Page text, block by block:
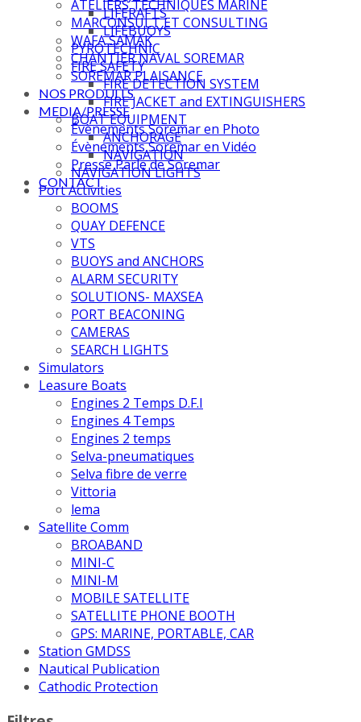
ATELIERS TECHNIQUES MARINE
MARCONSULT ET CONSULTING
WAFA SAMAK
CHANTIER NAVAL SOREMAR
SOREMAR PLAISANCE
NOS PRODUITS
MEDIA/PRESSE
Évènements Soremar en Photo
Évènements Soremar en Vidéo
Presse Parle de Soremar
CONTACT
LIFERAFTS
LIFEBUOYS
PYROTECHNIC
FIRE SAFETY
FIRE DETECTION SYSTEM
FIRE JACKET and EXTINGUISHERS
BOAT EQUIPMENT
ANCHORAGE
NAVIGATION
NAVIGATION LIGHTS
Port Activities
BOOMS
QUAY DEFENCE
VTS
BUOYS and ANCHORS
ALARM SECURITY
SOLUTIONS- MAXSEA
PORT BEACONING
CAMERAS
SEARCH LIGHTS
Simulators
Leasure Boats
Engines 2 Temps D.F.I
Engines 4 Temps
Engines 2 temps
Selva-pneumatiques
Selva fibre de verre
Vittoria
lema
Satellite Comm
BROABAND
MINI-C
MINI-M
MOBILE SATELLITE
SATELLITE PHONE BOOTH
GPS: MARINE, PORTABLE, CAR
Station GMDSS
Nautical Publication
Cathodic Protection